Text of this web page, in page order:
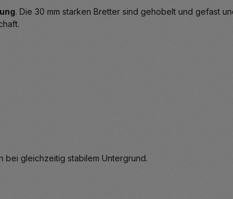
. Die 30 mm starken Bretter sind gehobelt und gefast
bei gleichzeitig stabilem Untergrund.